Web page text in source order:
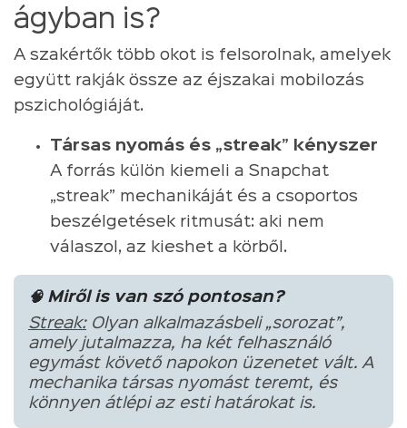
ágyban is?
A szakértők több okot is felsorolnak, amelyek
együtt rakják össze az éjszakai mobilozás
pszichológiáját.
Társas nyomás és „streak” kényszer
A forrás külön kiemeli a Snapchat
„streak” mechanikáját és a csoportos
beszélgetések ritmusát: aki nem
válaszol, az kieshet a körből.
🧠 Miről is van szó pontosan?
Streak:Olyan alkalmazásbeli „sorozat”,
amely jutalmazza, ha két felhasználó
egymást követő napokon üzenetet vált. A
mechanika társas nyomást teremt, és
könnyen átlépi az esti határokat is.